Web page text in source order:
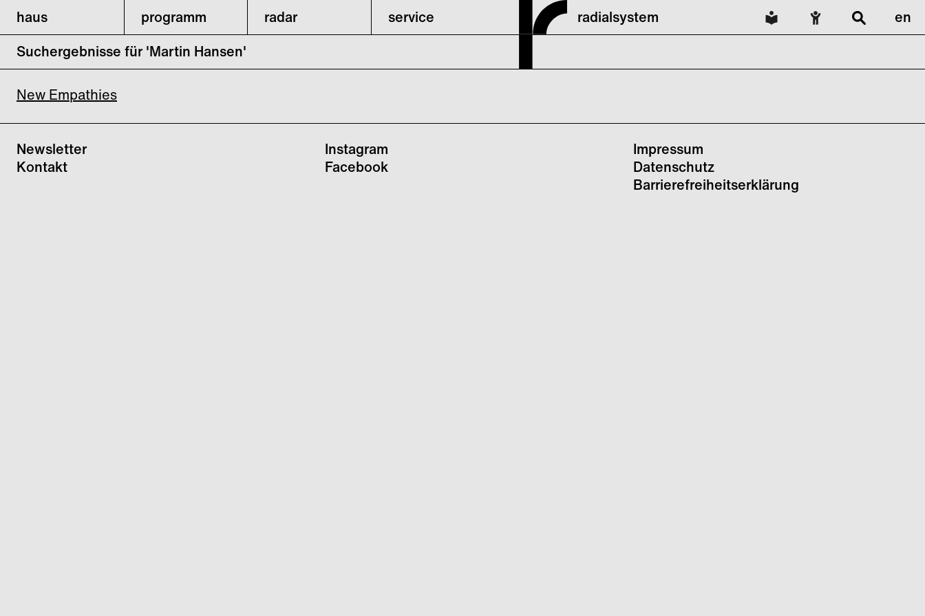
haus programm radar service radialsystem
en
Suchergebnisse für 'Martin Hansen'
New Empathies
Newsletter
Kontakt
Instagram
Facebook
Impressum
Datenschutz
Barrierefreiheitserklärung